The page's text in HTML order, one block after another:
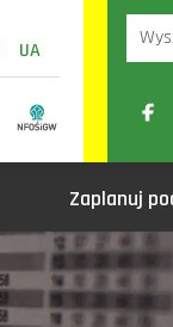
UA
A-
Zaplanuj